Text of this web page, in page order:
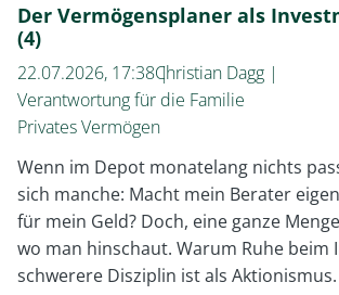
Der Vermögensplaner als
(4)
22.07.2026, 17:38Christian Dagg
Verantwortung für die Familie
Privates Vermögen
Wenn im Depot monatelang nichts
sich manche: Macht mein Berater
für mein Geld? Doch, eine ganze
wo man hinschaut. Warum Ruhe beim
schwerere Disziplin ist als Aktionismus.